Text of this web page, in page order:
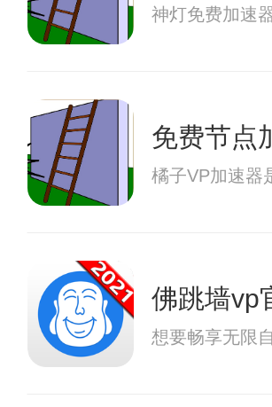
神灯免费加速
免费节点
橘子VP加速器
佛跳墙vp
想要畅享无限